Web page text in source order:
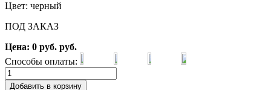
Цвет: черный
ПОД ЗАКАЗ
Цена: 0 руб. руб.
Способы оплаты:
Добавить в корзину